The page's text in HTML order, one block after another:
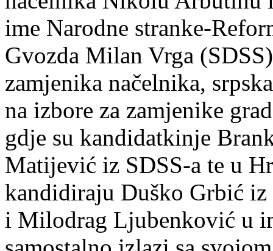
ime Narodne stranke-
Gvozda Milan Vrga
zamjenika načelnika,
na izbore za zamjenike
gdje su kandidatkinje
Matijević iz SDSS-a te u
kandidiraju Duško Grbić
i Milodrag Ljubenković u